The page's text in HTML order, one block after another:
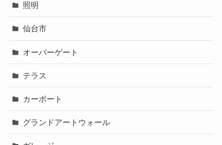
照明
仙台市
オーバーゲート
テラス
カーポート
グランドアートウォール